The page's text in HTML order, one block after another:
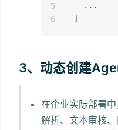
]
5
6
3、动态创建
在企业实际部署
解析、文本审核